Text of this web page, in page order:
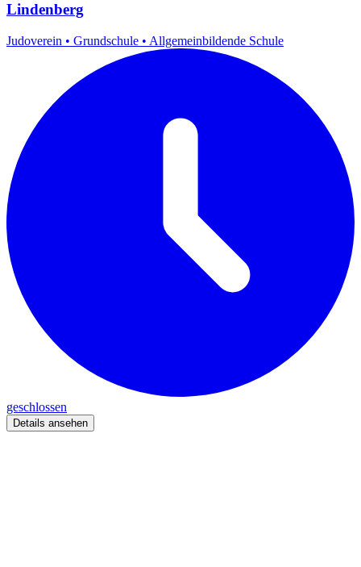
Lindenberg
Judoverein • Grundschule • Allgemeinbildende Schule
geschlossen
Details ansehen